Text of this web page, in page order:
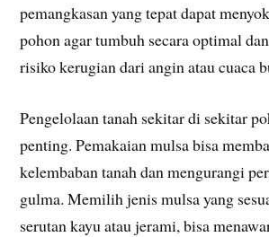
pemangkasan yang tepat dapat
pohon agar tumbuh secara optimal
risiko kerugian dari angin atau cuaca
Pengelolaan tanah sekitar di sekitar
penting. Pemakaian mulsa bisa
kelembaban tanah dan mengurangi
gulma. Memilih jenis mulsa yang
serutan kayu atau jerami, bisa